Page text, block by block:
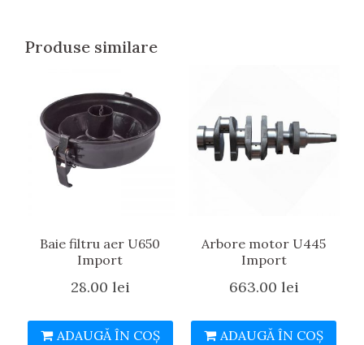
Produse similare
Baie filtru aer U650
Import
28.00 lei
ADAUGĂ ÎN COȘ
Arbore motor U445
Import
663.00 lei
ADAUGĂ ÎN COȘ